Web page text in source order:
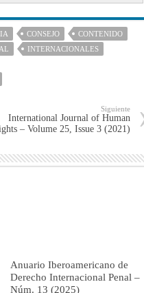
CONSEJO
CONTENIDO
INTERNACIONALES
Siguiente
International Journal of Human
– Volume 25, Issue 3 (2021)
Anuario Iberoamericano de
Derecho Internacional Penal –
Núm. 13 (2025)